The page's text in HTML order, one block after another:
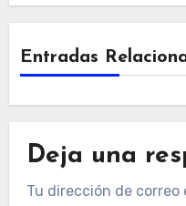
Entradas
Deja una
Tu dirección de correo